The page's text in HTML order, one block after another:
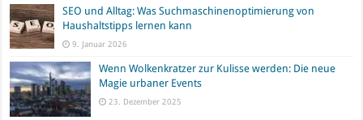
SEO und Alltag: Was Suchmaschinenoptimierung von
Haushaltstipps lernen kann
9. Januar 2026
Wenn Wolkenkratzer zur Kulisse werden: Die neue
Magie urbaner Events
23. Dezember 2025